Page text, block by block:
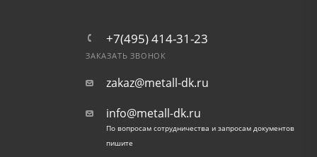
+7(495) 414-31-23
ЗАКАЗАТЬ ЗВОНОК
zakaz@metall-dk.ru
info@metall-dk.ru
По вопросам сотрудничества и запросам документов
пишите